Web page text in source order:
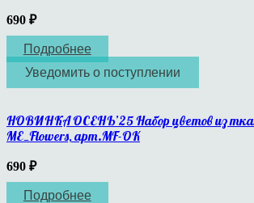
690 ₽
Подробнее
Уведомить о поступлении
НОВИНКА ОСЕНЬ’25 Набор цветов из
ME_Flowers, арт.MF-OK
690 ₽
Подробнее